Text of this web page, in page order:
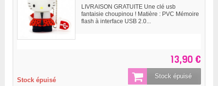
LIVRAISON GRATUITE Une clé usb
fantaisie choupinou ! Matière : PVC Mémoire
flash à interface USB 2.0...
13,90 €
Stock épuisé
Stock épuisé